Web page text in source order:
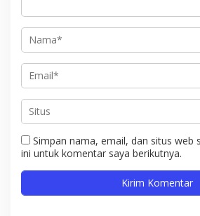
Simpan nama, email, dan situs web
ini untuk komentar saya berikutnya.